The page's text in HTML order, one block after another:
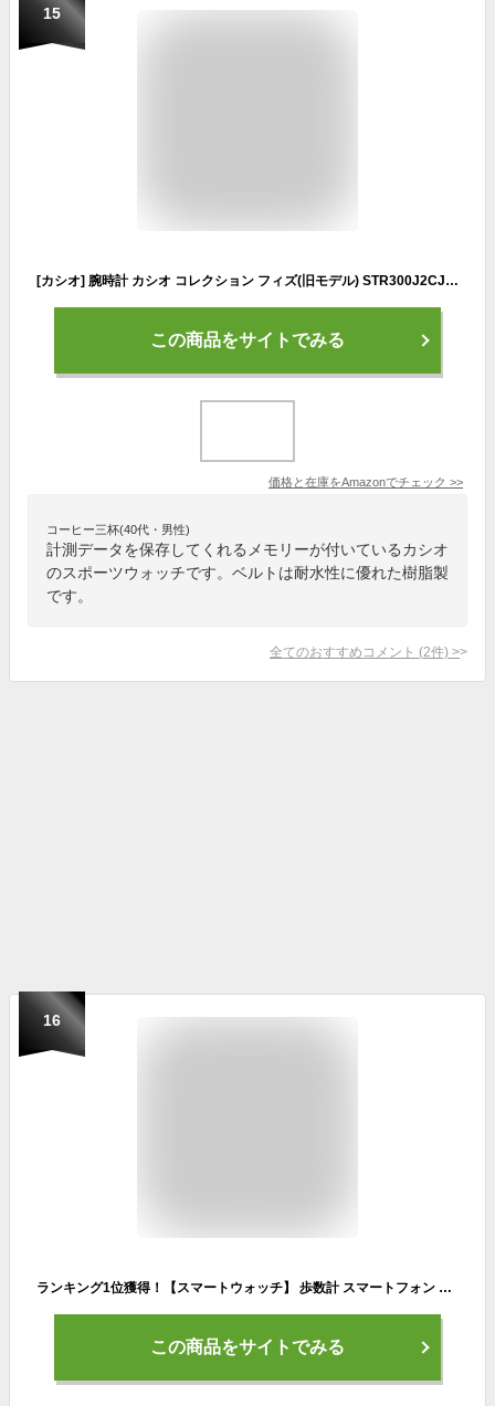
15
[カシオ] 腕時計 カシオ コレクション フィズ(旧モデル) STR300J2CJF ブルー
この商品をサイトでみる
価格と在庫をAmazonでチェック >>
コーヒー三杯(40代・男性)
計測データを保存してくれるメモリーが付いているカシオ
のスポーツウォッチです。ベルトは耐水性に優れた樹脂製
です。
全てのおすすめコメント (2件) >
16
ランキング1位獲得！【スマートウォッチ】 歩数計 スマートフォン 連携 BABY-G G-SQUAD ベビージー ジースクワッド CASIO 時計 カシオ 腕時計 防水 レディース ブランド 女性 [ ベビーG Gスクワッド 20代 30代 母 陸上 Bluetooth ] 新生活 プレゼント ギフト クリスマス 2022
この商品をサイトでみる